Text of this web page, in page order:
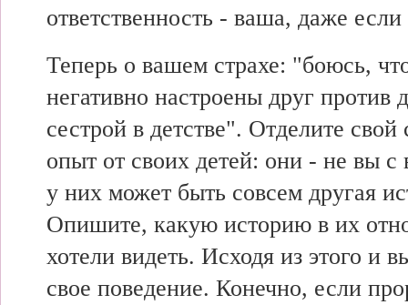
ответственность - ваша, даже
Теперь о вашем страхе: "боюсь,
негативно настроены друг против
сестрой в детстве". Отделите свой
опыт от своих детей: они - не вы с
у них может быть совсем другая
Опишите, какую историю в их
хотели видеть. Исходя из этого и
свое поведение. Конечно, если